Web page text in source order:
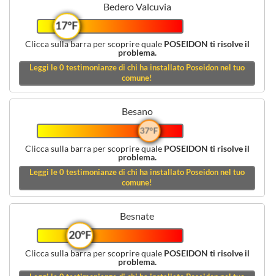
Bedero Valcuvia
17°F
Clicca sulla barra per scoprire quale POSEIDON ti risolve il
problema.
Leggi le0testimonianze di chi ha installato Poseidon nel tuo
comune!
Besano
37°F
Clicca sulla barra per scoprire quale POSEIDON ti risolve il
problema.
Leggi le0testimonianze di chi ha installato Poseidon nel tuo
comune!
Besnate
20°F
Clicca sulla barra per scoprire quale POSEIDON ti risolve il
problema.